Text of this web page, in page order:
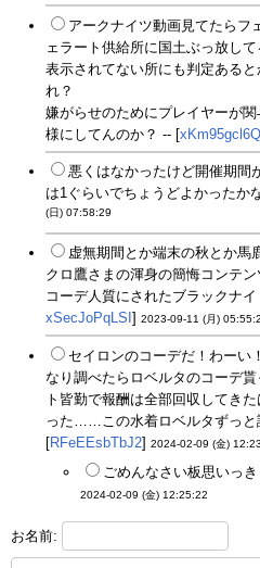
アークナイツ動画見てたらフ
ェラート供給所に国土ぶっ放し
表示されてない所にも判定ある
れ？
嫌がらせのためにプレイヤーが
様にしてんのか？ -- [
悪くはなかったけど開催期間
は1ぐらいでちょうどよかったか
(日) 07:58:29
虚無期間とか端末の秋とか馬
クロ鷹さまの渾身の簡悔コンテン
コーデ人質にされたブラックナ
xSecJoPqLSI ] 2023-09-11 (月)
セイロンのコーデだ！わーい
なり調べたらロベルタのコーデ
ト皆勤で報酬は全部回収してき
った……この水着ロベルタずっ
[RFeEEsbTbJ2] 2024-02-09 (金)
ごめんなさい板思いっ
2024-02-09 (金) 12:25:22
お名前: